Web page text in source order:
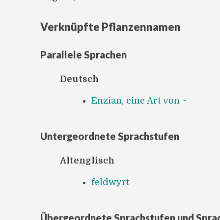
Verknüpfte Pflanzennamen
Parallele Sprachen
Deutsch
Enzian, eine Art von ~
Untergeordnete Sprachstufen
Altenglisch
feldwyrt
Übergeordnete Sprachstufen und